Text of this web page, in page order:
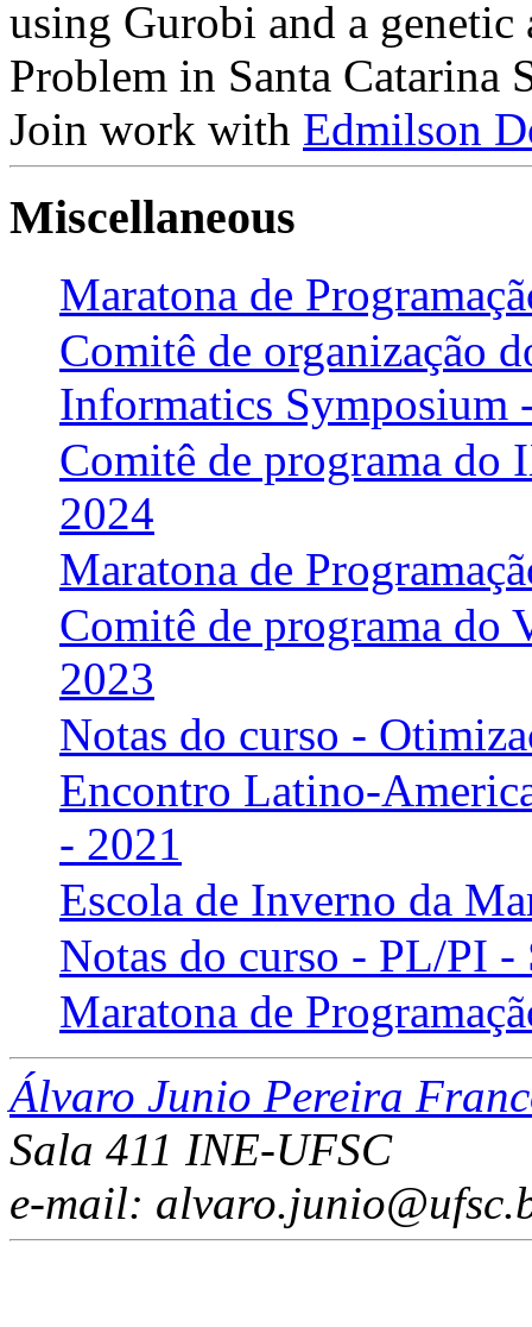
using Gurobi and a
Problem in Santa Catarina
Join work with Edmilson
Miscellaneous
Maratona de
Comitê de organização
Informatics Symposium
Comitê de programa do
2024
Maratona de
Comitê de programa do
2023
Notas do curso -
Encontro Latino-
- 2021
Escola de Inverno da
Notas do curso - PL/PI
Maratona de
Álvaro Junio Pereira
Sala 411 INE-UFSC
e-mail: